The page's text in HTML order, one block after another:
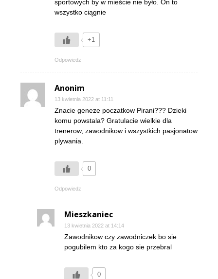
sportowych by w mieście nie było. On to
wszystko ciągnie
+1
Odpowiedz
Anonim
13 kwietnia 2022 at 11:11
Znacie geneze poczatkow Pirani??? Dzieki
komu powstala? Gratulacie wielkie dla
trenerow, zawodnikow i wszystkich pasjonatow
plywania.
0
Odpowiedz
Mieszkaniec
13 kwietnia 2022 at 14:14
Zawodnikow czy zawodniczek bo sie
pogubilem kto za kogo sie przebral
0